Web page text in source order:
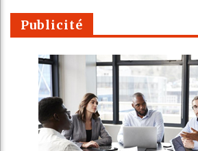
Publicité